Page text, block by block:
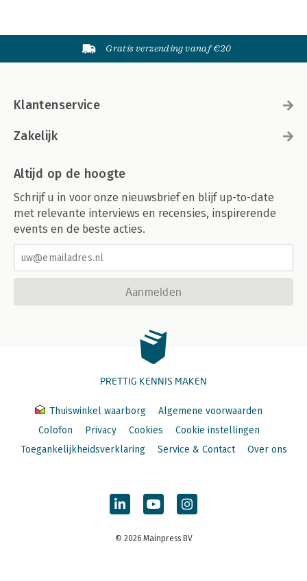
Gratis verzending vanaf €20
Klantenservice
Zakelijk
Altijd op de hoogte
Schrijf u in voor onze nieuwsbrief en blijf up-to-date
met relevante interviews en recensies, inspirerende
events en de beste acties.
Aanmelden
PRETTIG KENNIS MAKEN
Thuiswinkel waarborg
Algemene voorwaarden
Colofon
Privacy Cookies
Cookie instellingen
Toegankelijkheidsverklaring
Service & Contact Over ons
© 2026 Mainpress BV